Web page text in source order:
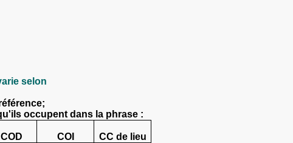
selon
occupent dans la phrase :
COD COI CC de lieu